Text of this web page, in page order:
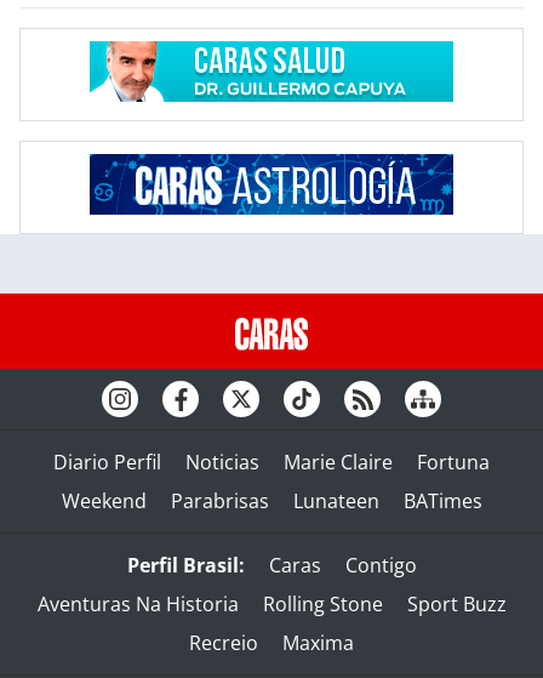
Diario Perfil Noticias Marie Claire
Fortuna
Weekend
Parabrisas Lunateen BATimes
Perfil Brasil: Caras
Contigo
Aventuras Na Historia
Rolling Stone
Sport Buzz
Recreio
Maxima